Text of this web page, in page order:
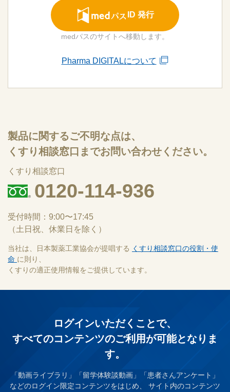
ID 発行
medパスのサイトへ移動します。
Pharma DIGITALについて
製品に関するご不明な点は、
くすり相談窓口までお問い合わせください。
くすり相談窓口
0120-114-936
受付時間：9:00〜17:45
（土日祝、休業日を除く）
当社は、日本製薬工業協会が提唱する くすり相談窓口の役割・使
命 に則り、
くすりの適正使用情報をご提供しています。
ログインいただくことで、
すべてのコンテンツのご利⽤が可能となりま
す。
「動画ライブラリ」「留学体験談動画」「患者さんアンケート」
などのログイン限定コンテンツをはじめ、
サイト内のコンテンツ